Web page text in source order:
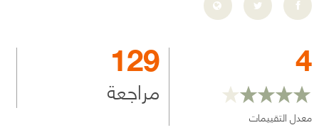
4
معدل التقييمات
129
مراجعة